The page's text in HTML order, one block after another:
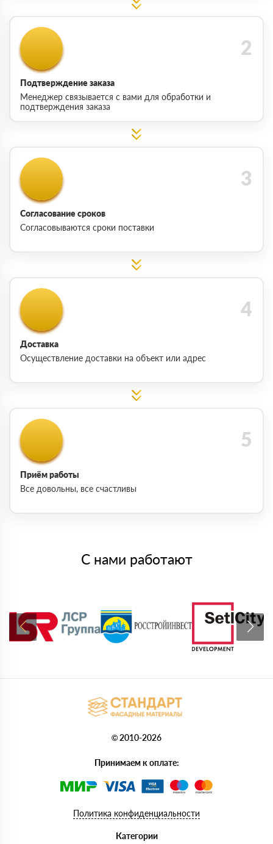
Подтверждение заказа
Менеджер связывается с вами для обработки и
подтверждения заказа
Согласование сроков
Согласовываются сроки поставки
Доставка
Осуществление доставки на объект или адрес
Приём работы
Все довольны, все счастливы
С нами работают
© 2010-2026
Принимаем к оплате:
Политика конфиденциальности
Категории